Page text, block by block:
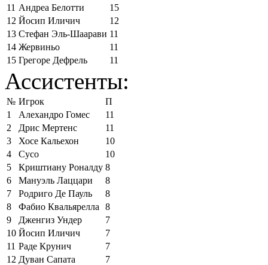
11 Андреа Белотти
15
12 Йосип Иличич
12
13 Стефан Эль-Шаарави 11
14 Жервиньо
11
15 Грегоре Дефрель 11
Ассистенты:
№ Игрок
П
1
Алехандро Гомес
11
2
Дрис Мертенс
11
3
Хосе Кальехон
10
4
Сусо
10
5
Криштиану Роналду 8
6
Мануэль Лаццари
8
7
Родриго Де Пауль
8
8
Фабио Квальярелла
8
9
Дженгиз Ундер
7
10 Йосип Иличич
7
11 Раде Крунич
7
12 Дуван Сапата
7